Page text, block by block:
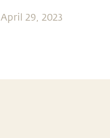
April 29, 2023